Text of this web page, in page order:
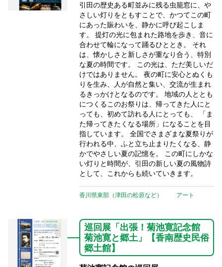
引田の歴史ある町並みに残る虫籠窓に、や
さしい灯りをともすことで、かつてこの町
にあった賑わいを、静かに呼び起こしま
す。 提灯の光に包まれた路地を歩き、音に
合わせて輪になって踊るひととき。 それ
は、懐かしさと新しさが重なり合う、特別
な夏の時間です。 この光は、ただ美しいだ
けではありません。 夜の町に安心とぬくも
りを生み、人が自然と集い、交流が生まれ
るきっかけとなるのです。 地域の人ととも
につくるこのお祭りは、帰ってきた人にと
っても、初めて訪れる人にとっても、 「ま
た帰ってきたくなる場所」になることを目
指しています。 全国でさまざまな夏祭りが
行われる中、ふと立ち止まりたくなる、静
かでやさしい夏の記憶を。 この町にしかな
い灯りと時間が、引田の新しい夏の風物詩
として、これからも続いていきます。
香川県東部（津田の松原など） アート
巡回展「出張！菊池寛記念館
菊池寛と郷土」【香南歴史民俗
郷土館】